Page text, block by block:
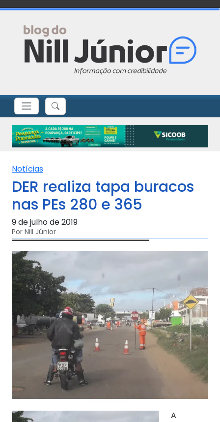
Notícias
DER realiza tapa buracos
nas PEs 280 e 365
9 de julho de 2019
Por Nill Júnior
A